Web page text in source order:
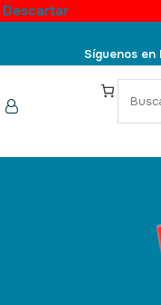
Descartar
Síguenos en